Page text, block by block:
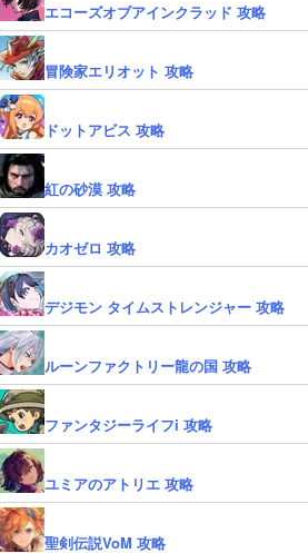
エコーズオブアインクラッド 攻略
冒険家エリオット 攻略
ドットアビス 攻略
紅の砂漠 攻略
カオゼロ 攻略
デジモン タイムストレンジャー 攻略
ルーンファクトリー龍の国 攻略
ファンタジーライフi 攻略
ユミアのアトリエ 攻略
聖剣伝説VoM 攻略